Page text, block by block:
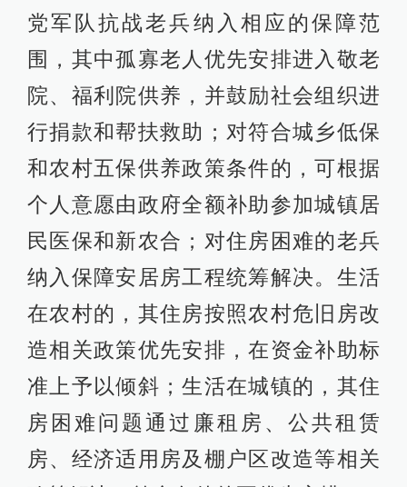
党军队抗战老兵纳入相应的保障范
围，其中孤寡老人优先安排进入敬老
院、福利院供养，并鼓励社会组织进
行捐款和帮扶救助；对符合城乡低保
和农村五保供养政策条件的，可根据
个人意愿由政府全额补助参加城镇居
民医保和新农合；对住房困难的老兵
纳入保障安居房工程统筹解决。生活
在农村的，其住房按照农村危旧房改
造相关政策优先安排，在资金补助标
准上予以倾斜；生活在城镇的，其住
房困难问题通过廉租房、公共租赁
房、经济适用房及棚户区改造等相关